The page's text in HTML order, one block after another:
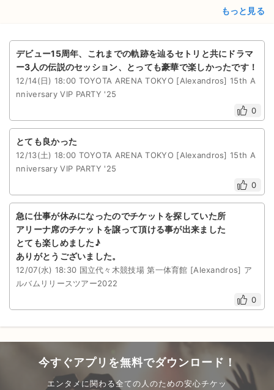
もっと見る
デビュー15周年、これまでの軌跡を辿るセトリと共にドラマ
ー3人の伝説のセッション、とっても豪華で楽しかったです！
12/14(日) 18:00 TOYOTA ARENA TOKYO [Alexandros] 15th A
nniversary VIP PARTY '25
0
とても良かった
12/13(土) 18:00 TOYOTA ARENA TOKYO [Alexandros] 15th A
nniversary VIP PARTY '25
0
急に仕事が休みになったのでチケットを探していた所
アリーナ席のチケットを譲って頂ける事が出来ました
とても楽しめました♪
ありがとうございました。
12/07(水) 18:30 国立代々木競技場 第一体育館 [Alexandros] ア
ルバムリリースツアー2022
0
今すぐアプリを無料でダウンロード！
エンタメに関わる全ての人のための安心チケッ